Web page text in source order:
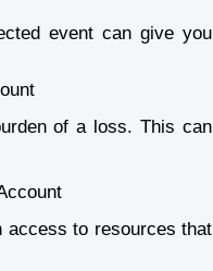
event can give you
of a loss. This can
access to resources that